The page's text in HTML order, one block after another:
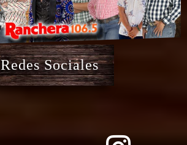
Redes Sociales